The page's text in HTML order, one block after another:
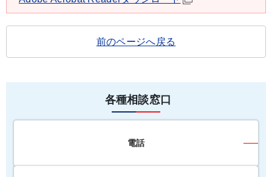
前のページへ戻る
各種相談窓口
電話